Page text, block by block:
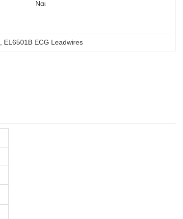
Ναι
EL6501B ECG Leadwires